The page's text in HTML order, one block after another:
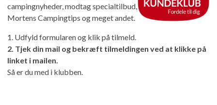
campingnyheder, modtag specialtilbud,
Mortens Campingtips og meget andet.
1. Udfyld formularen og klik på tilmeld.
2. Tjek din mail og bekræft tilmeldingen ved at klikke på
linket i mailen.
Så er du med i klubben.